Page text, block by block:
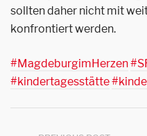
sollten daher nicht mit
konfrontiert werden.
#MagdeburgimHerzen
#kindertagesstätte